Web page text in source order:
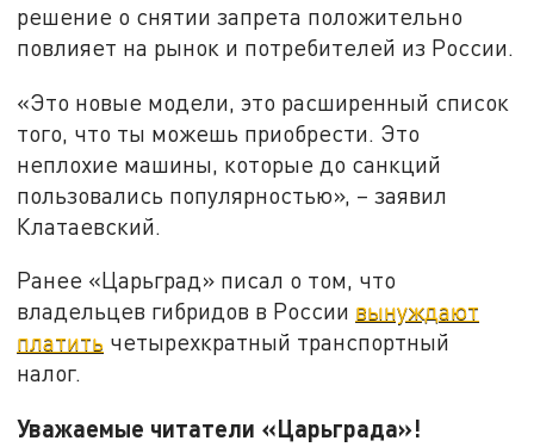
решение о снятии запрета положительно
повлияет на рынок и потребителей из России.
«Это новые модели, это расширенный список
того, что ты можешь приобрести. Это
неплохие машины, которые до санкций
пользовались популярностью», – заявил
Клатаевский.
Ранее «Царьград» писал о том, что
владельцев гибридов в России вынуждают
платить четырехкратный транспортный
налог.
Уважаемые читатели «Царьграда»!